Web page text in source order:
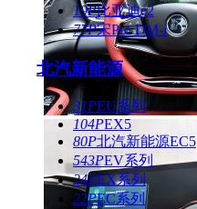
19P比亚迪e2
77P宋Pro DM-i
北汽新能源
31PEU系列
104PEX5
80P北汽新能源EC5
543PEV系列
24PEX系列
22PEC系列